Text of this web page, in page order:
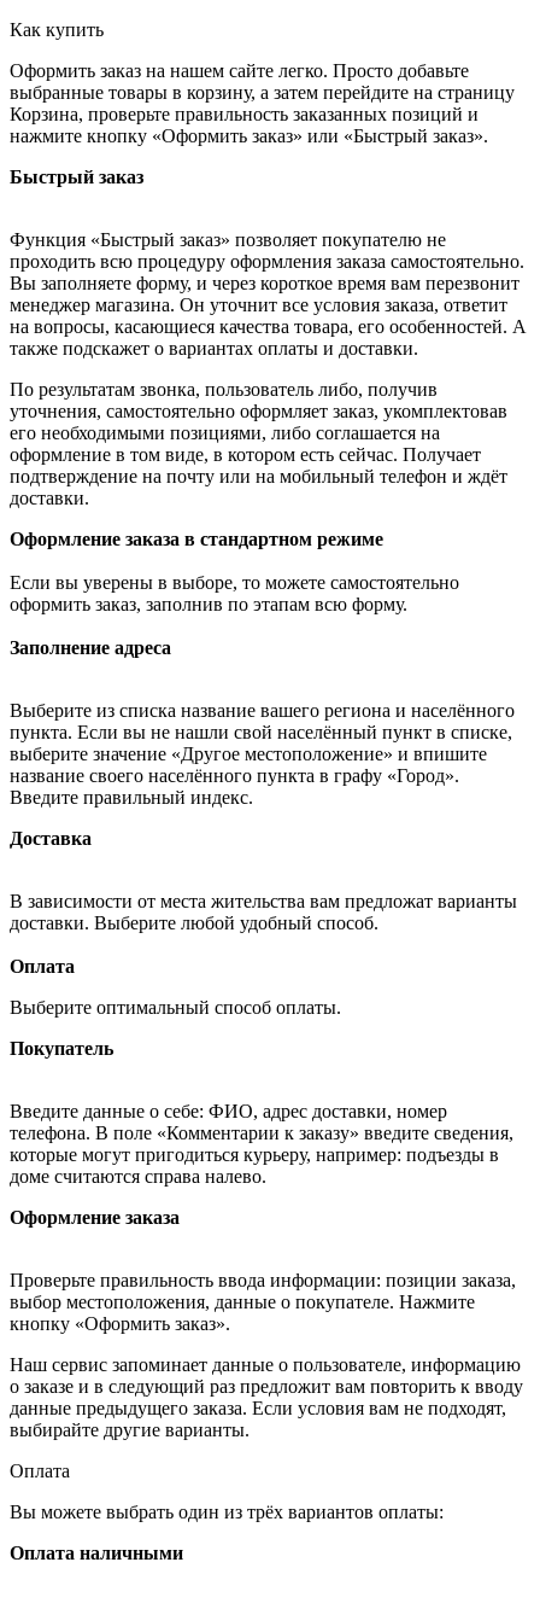
Как купить
Оформить заказ на нашем сайте легко. Просто добавьте
выбранные товары в корзину, а затем перейдите на страницу
Корзина, проверьте правильность заказанных позиций и
нажмите кнопку «Оформить заказ» или «Быстрый заказ».
Быстрый заказ
Функция «Быстрый заказ» позволяет покупателю не
проходить всю процедуру оформления заказа самостоятельно.
Вы заполняете форму, и через короткое время вам перезвонит
менеджер магазина. Он уточнит все условия заказа, ответит
на вопросы, касающиеся качества товара, его особенностей. А
также подскажет о вариантах оплаты и доставки.
По результатам звонка, пользователь либо, получив
уточнения, самостоятельно оформляет заказ, укомплектовав
его необходимыми позициями, либо соглашается на
оформление в том виде, в котором есть сейчас. Получает
подтверждение на почту или на мобильный телефон и ждёт
доставки.
Оформление заказа в стандартном режиме
Если вы уверены в выборе, то можете самостоятельно
оформить заказ, заполнив по этапам всю форму.
Заполнение адреса
Выберите из списка название вашего региона и населённого
пункта. Если вы не нашли свой населённый пункт в списке,
выберите значение «Другое местоположение» и впишите
название своего населённого пункта в графу «Город».
Введите правильный индекс.
Доставка
В зависимости от места жительства вам предложат варианты
доставки. Выберите любой удобный способ.
Оплата
Выберите оптимальный способ оплаты.
Покупатель
Введите данные о себе: ФИО, адрес доставки, номер
телефона. В поле «Комментарии к заказу» введите сведения,
которые могут пригодиться курьеру, например: подъезды в
доме считаются справа налево.
Оформление заказа
Проверьте правильность ввода информации: позиции заказа,
выбор местоположения, данные о покупателе. Нажмите
кнопку «Оформить заказ».
Наш сервис запоминает данные о пользователе, информацию
о заказе и в следующий раз предложит вам повторить к вводу
данные предыдущего заказа. Если условия вам не подходят,
выбирайте другие варианты.
Оплата
Вы можете выбрать один из трёх вариантов оплаты:
Оплата наличными